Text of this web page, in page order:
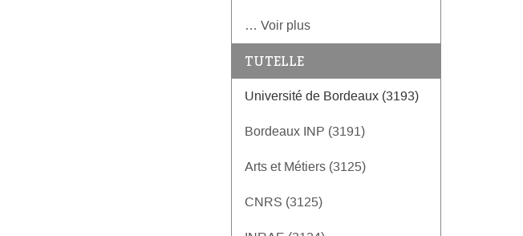
… Voir plus
TUTELLE
Université de Bordeaux (3193)
Bordeaux INP (3191)
Arts et Métiers (3125)
CNRS (3125)